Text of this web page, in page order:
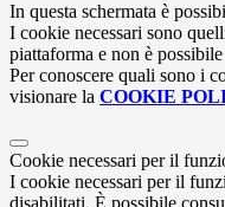
In questa schermata è
I cookie necessari sono
piattaforma e non è
Per conoscere quali sono i
visionare la COOKIE
Cookie necessari per il
I cookie necessari per il